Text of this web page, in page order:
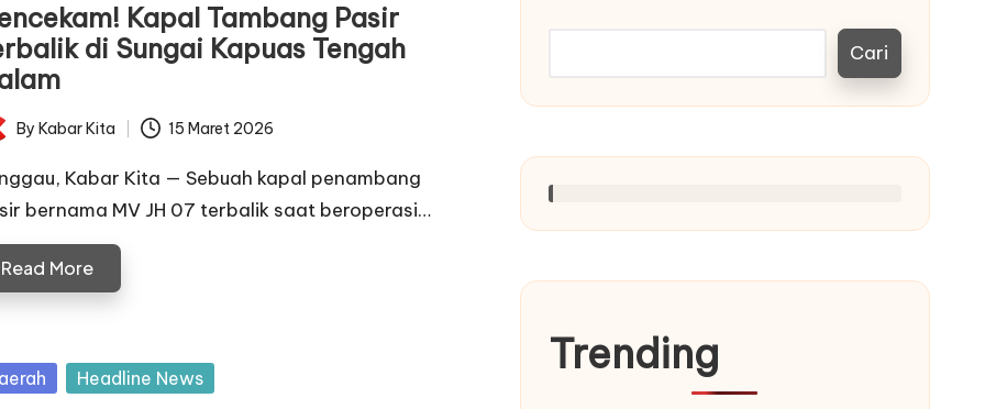
Kapal Tambang Pasir
di Sungai Kapuas Tengah
By Kabar Kita 15 Maret 2026
Kabar Kita — Sebuah kapal penambang
bernama MV JH 07 terbalik saat beroperasi…
Read More
Headline News
Cari
Trending